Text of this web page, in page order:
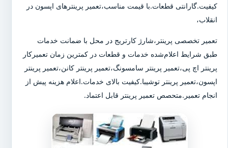
کیفیت.گارانتی قطعات.با قیمت مناسب،تعمیر پرینترهای اپسون در
انقلاب،
تعمیر تخصصی پرینتر،شارژ کارتریج در محل با ضمانت خدمات
طبق شرایط اعلام‌شده خدمات و قطعات در کمترین زمان تعمیرکار
پرینتر اچ پی،تعمیر پرینتر سامسونگ،تعمیر پرینتر کانن،تعمیر پرینتر
اپسون،تعمیر پرینتر توشیبا.کیفیت بالای خدمات.اعلام هزینه پیش از
انجام تعمیر.متحصص تعمیر پرینتر قابل اعتماد.